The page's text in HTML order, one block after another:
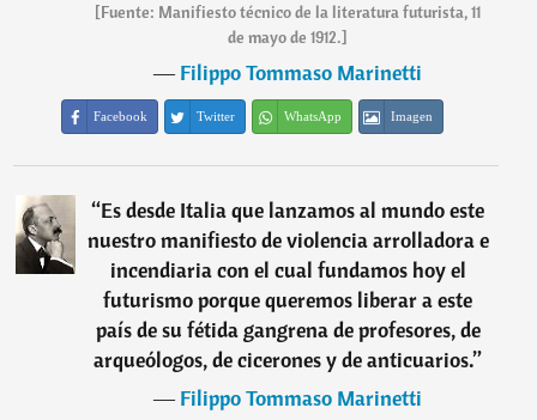
[Fuente: Manifiesto técnico de la literatura futurista, 11
de mayo de 1912.]
―Filippo Tommaso Marinetti
Facebook Twitter WhatsApp Imagen
“Es desde Italia que lanzamos al mundo este
nuestro manifiesto de violencia arrolladora e
incendiaria con el cual fundamos hoy el
futurismo porque queremos liberar a este
país de su fétida gangrena de profesores, de
arqueólogos, de cicerones y de anticuarios.”
―Filippo Tommaso Marinetti